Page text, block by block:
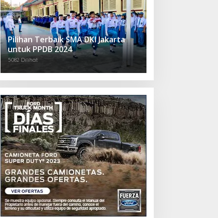
Pilihan Terbaik SMA DKI Jakarta
untuk PPDB 2024
5082 Dilihat